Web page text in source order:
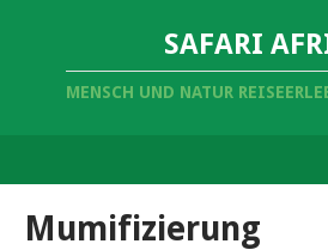
SAFARI
MENSCH UND NATUR
Mumifizierung